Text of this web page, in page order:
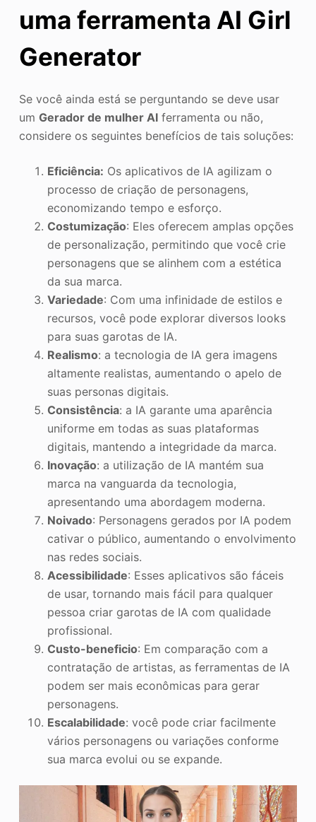
uma ferramenta AI Girl
Generator
Se você ainda está se perguntando se deve usar
um Gerador de mulher AIferramenta ou não,
considere os seguintes benefícios de tais soluções:
Eficiência: Os aplicativos de IA agilizam o
processo de criação de personagens,
economizando tempo e esforço.
Costumização: Eles oferecem amplas opções
de personalização, permitindo que você crie
personagens que se alinhem com a estética
da sua marca.
Variedade: Com uma infinidade de estilos e
recursos, você pode explorar diversos looks
para suas garotas de IA.
Realismo: a tecnologia de IA gera imagens
altamente realistas, aumentando o apelo de
suas personas digitais.
Consistência: a IA garante uma aparência
uniforme em todas as suas plataformas
digitais, mantendo a integridade da marca.
Inovação: a utilização de IA mantém sua
marca na vanguarda da tecnologia,
apresentando uma abordagem moderna.
Noivado: Personagens gerados por IA podem
cativar o público, aumentando o envolvimento
nas redes sociais.
Acessibilidade: Esses aplicativos são fáceis
de usar, tornando mais fácil para qualquer
pessoa criar garotas de IA com qualidade
profissional.
Custo-beneficio: Em comparação com a
contratação de artistas, as ferramentas de IA
podem ser mais econômicas para gerar
personagens.
Escalabilidade: você pode criar facilmente
vários personagens ou variações conforme
sua marca evolui ou se expande.